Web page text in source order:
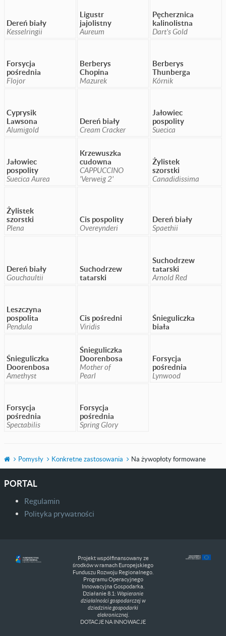
Dereń biały
Kesselringii
Ligustr
jajolistny
Aureum
Pęcherznica
kalinolistna
Dart's Gold
Forsycja
pośrednia
Flojor
Berberys
Chopina
Mazurek
Berberys
Thunberga
Kórnik
Cyprysik
Lawsona
Alumigold
Dereń biały
Cream Cracker
Jałowiec
pospolity
Suecica
Jałowiec
pospolity
Suecica Aurea
Krzewuszka
cudowna
CAPPUCCINO
'Verweig 2'
Żylistek
szorstki
Canadidissima
Żylistek
szorstki
Plena
Cis pospolity
Overeynderi
Dereń biały
Spaethii
Dereń biały
Gouchaultii
Suchodrzew
tatarski
Suchodrzew
tatarski
Arnold Red
Leszczyna
pospolita
Pendula
Cis pośredni
Viridis
Śnieguliczka
biała
Śnieguliczka
Doorenbosa
Amethyst
Śnieguliczka
Doorenbosa
Mother of
Pearl
Forsycja
pośrednia
Lynwood
Forsycja
pośrednia
Spectabilis
Forsycja
pośrednia
Spring Glory
Pomysły Konkretne zastosowania Na żywopłoty formowane
PORTAL
Regulamin
Polityka prywatności
Projekt współfinansowany ze
środków w ramach Europejskiego
Funduszu Rozwoju Regionalnego.
Programu Operacyjnego
Innowacyjna Gospodarka.
Działanie 8.1: Wspieranie
działalności gospodarczej w
dziedzinie gospodarki
elekronicznej.
DOTACJE NA INNOWACJE